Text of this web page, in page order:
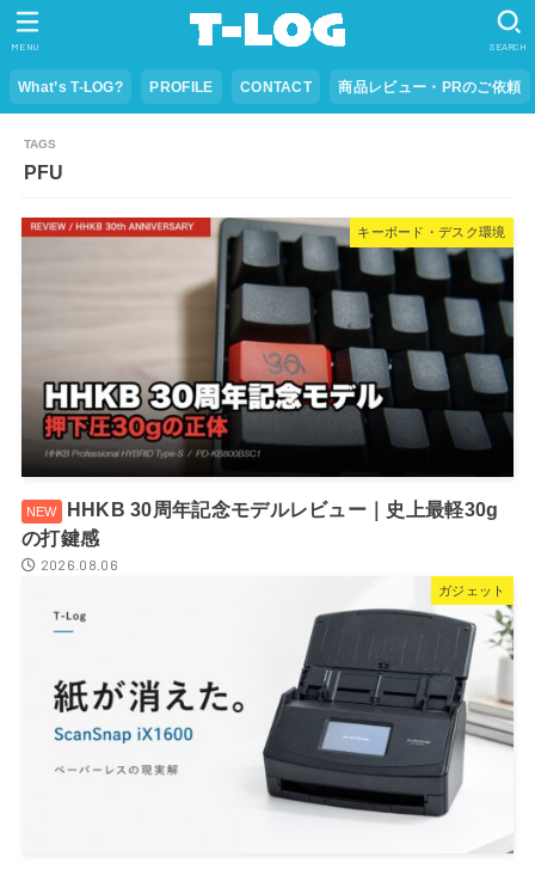
What’s T-LOG? PROFILE CONTACT 商品レビュー・PRのご依頼
SEARCH
MENU
PFU
キーボード・デスク環境
HHKB 30周年記念モデルレビュー｜史上最軽30g
の打鍵感
2026.08.06
ガジェット